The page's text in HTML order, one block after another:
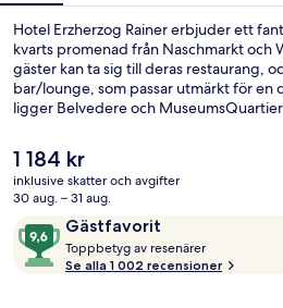
Hotel Erzherzog Rainer erbjuder ett
kvarts promenad från Naschmarkt och
gäster kan ta sig till deras restaurang,
bar/lounge, som passar utmärkt för en
ligger Belvedere och
personalen och den generella
närheten. Det är bara några steg till
Taubstummengasse U-Bahn tar det 3
Det
nuvarande
priset
1 184 kr
1 184 kr
inklusive skatter och avgifter
30 aug. – 31 aug.
RecensionerGästfavorit
9,6
av
10,
Toppbetyg av resenärer
o
Se alla 1 002 recensioner